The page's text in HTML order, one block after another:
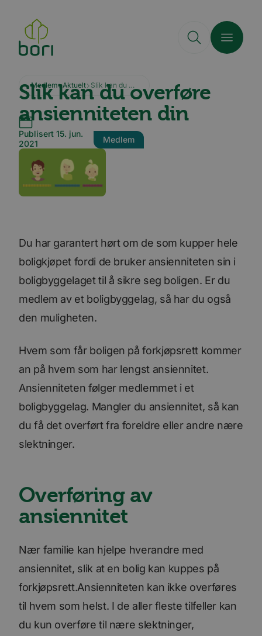
hovedinnhold
Medlem Aktuelt Slik kan du overføre ansienniteten din
Slik kan du overføre
ansienniteten din
Publisert 15. jun.
2021
Medlem
Du har garantert hørt om de som kupper hele
boligkjøpet fordi de bruker ansienniteten sin i
boligbyggelaget til å sikre seg boligen. Er du
medlem av et boligbyggelag, så har du også
den muligheten.
Hvem som får boligen på forkjøpsrett kommer
an på hvem som har lengst ansiennitet.
Ansienniteten følger medlemmet i et
boligbyggelag. Mangler du ansiennitet, så kan
du få det overført fra foreldre eller andre nære
slektninger.
Overføring av
ansiennitet
Nær familie kan hjelpe hverandre med
ansiennitet, slik at en bolig kan kuppes på
forkjøpsrett.Ansienniteten kan ikke overføres
til hvem som helst. I de aller fleste tilfeller kan
du kun overføre til nære slektninger,